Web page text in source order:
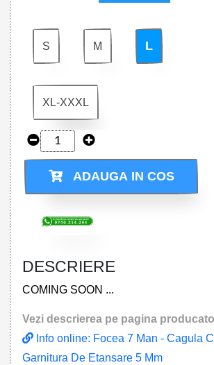
S M L
XL-XXXL
ADAUGA IN COS
DESCRIERE
COMING SOON ...
Vezi descrierea pe pagina
Info online: Focea 7 Man - Cagula
Garnitura De Etansare 5 Mm